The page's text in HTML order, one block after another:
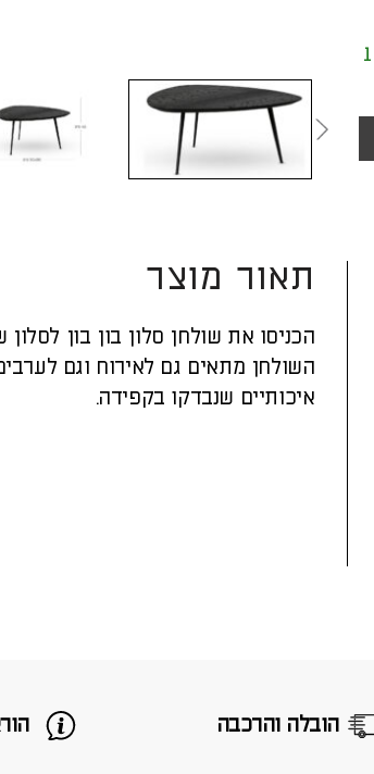
תאור מוצר
הכניסו את שולחן סלון בון בון
השולחן מתאים גם לאירוח וגם
איכותיים שנבדקו בקפידה.
הובלה והרכבה